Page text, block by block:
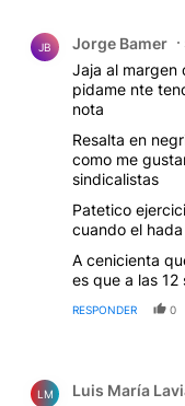
JB Jorge Bamer
Jaja al margen
pidame nte
nota
Resalta en
como me
sindicalistas
Patetico
cuando el
A cenicienta
es que a las 12
RESPONDER 0
LM Luis María